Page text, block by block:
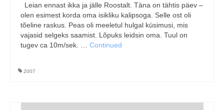
Leian ennast ikka ja jälle Roostalt. Täna on tähtis päev –
olen esimest korda oma isikliku kalipsoga. Selle ost oli
tõeline raskus. Peas oli meeletul hulgal küsimusi, mis
vajasid selgeks saamist. Lõpuks leidsin oma. Tuul on
tugev ca 10m/sek. … Continued
2007